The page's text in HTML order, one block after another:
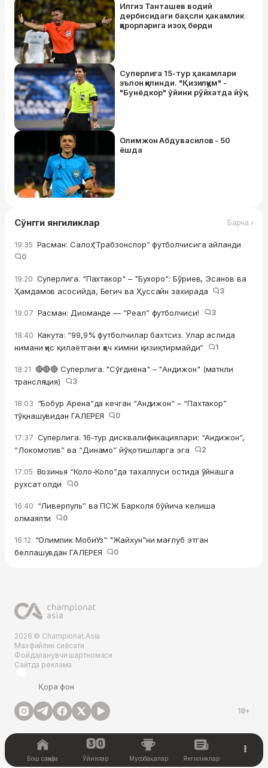
Илгиз Танташев водий
дербисидаги баҳсли ҳакамлик
қарорларига изоҳ берди
Суперлига 15-тур ҳакамлари
эълон қилинди. "Қизилқум" -
"Бунёдкор" ўйини рўйхатда йўқ
Олимжон Абдувасилов - 50
ёшда
Сўнгги янгиликлар Барча ›
19:35 Расман: Салоҳ “Трабзонспор” футболчисига айланди
0
19:20 Суперлига. "Пахтакор" – "Бухоро": Бўриев, Эсанов ва
Ҳамдамов асосийда, Бегич ва Ҳуссайн захирада
3
19:07 Расман: Диоманде — “Реал” футболчиси! 3
18:40 Какута: “99,9% футболчилар бахтсиз. Улар аслида
нимани ҳис қилаётгани ҳеч кимни қизиқтирмайди”
1
18:21 🔴🔴🔴 Суперлига. "Сўғдиёна" – "Андижон" (матнли
трансляция)
3
18:03 “Бобур Арена”да кечган “Андижон” – “Пахтакор”
тўқнашувидан ГАЛЕРЕЯ
0
17:37 Суперлига. 16-тур дисквалификациялари: “Андижон”,
“Локомотив” ва “Динамо” йўқотишларга эга
2
17:05 Возинья “Коло-Коло”да тахаллуси остида ўйнашга
рухсат олди
0
16:40 “Ливерпуль” ва ПСЖ Барколя бўйича келиша
олмаяпти
0
16:12 "Олимпик МобиУз" "Жайхун"ни мағлуб этган
беллашувдан ГАЛЕРЕЯ
0
2026 © Championat.Asia
Махфийлик сиёсати
Фойдаланувчи шартномаси
Сайтда реклама
Қора фон
18+
Бош саҳифа Ўйинлар Мусобақалар Янгиликлар